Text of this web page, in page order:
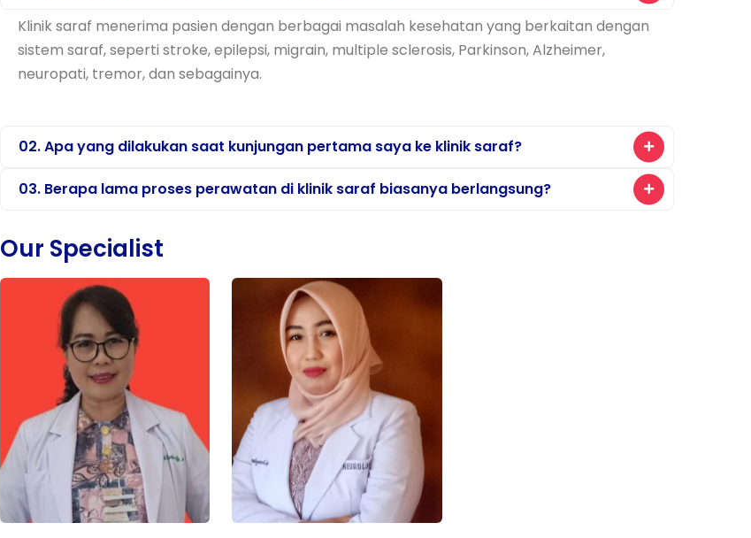
Klinik saraf menerima pasien dengan berbagai masalah kesehatan yang berkaitan dengan
sistem saraf, seperti stroke, epilepsi, migrain, multiple sclerosis, Parkinson, Alzheimer,
neuropati, tremor, dan sebagainya.
02. Apa yang dilakukan saat kunjungan pertama saya ke klinik saraf?
03. Berapa lama proses perawatan di klinik saraf biasanya berlangsung?
Our Specialist